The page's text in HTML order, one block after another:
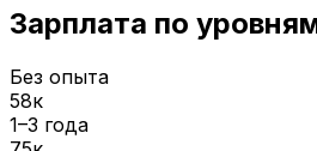
Зарплата по
Без опыта
58к
1–3 года